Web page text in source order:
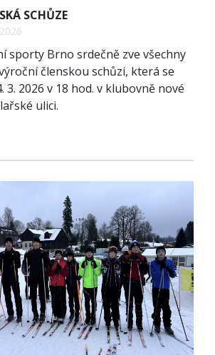
SCHŮZE
sporty Brno srdečně zve všechny
členskou schůzi, která se
3. 2026 v 18 hod. v klubovně nové
ulici.